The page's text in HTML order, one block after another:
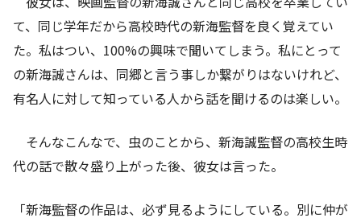
て、同じ学年だから高校時代の新海監督を良く覚えてい
た。私はつい、100%の興味で聞いてしまう。私にとって
の新海誠さんは、同郷と言う事しか繋がりはないけれど、
有名人に対して知っている人から話を聞けるのは楽しい。
そんなこんなで、虫のことから、新海誠監督の高校生時
代の話で散々盛り上がった後、彼女は言った。
「新海監督の作品は、必ず見るようにしている。別に仲が